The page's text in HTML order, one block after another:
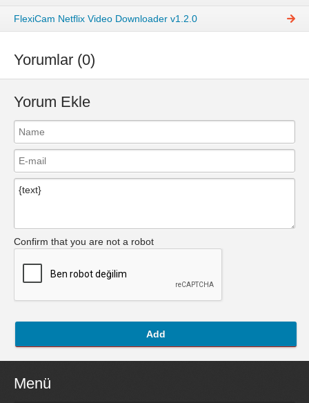
FlexiCam Netflix Video Downloader v1.2.0
Yorumlar (0)
Yorum Ekle
Confirm that you are not a robot
Add
Menü